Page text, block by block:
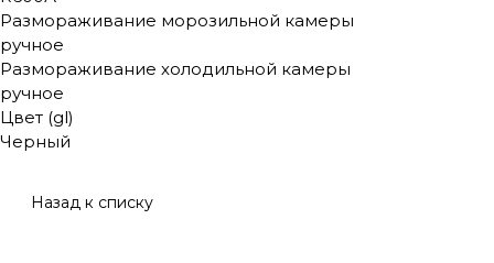
Размораживание морозильной камеры
ручное
Размораживание холодильной камеры
ручное
Цвет (gl)
Черный
Назад к списку